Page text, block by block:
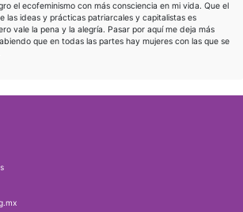
el ecofeminismo con más consciencia en mi vida. Que el
las ideas y prácticas patriarcales y capitalistas es
vale la pena y la alegría. Pasar por aquí me deja más
que en todas las partes hay mujeres con las que se